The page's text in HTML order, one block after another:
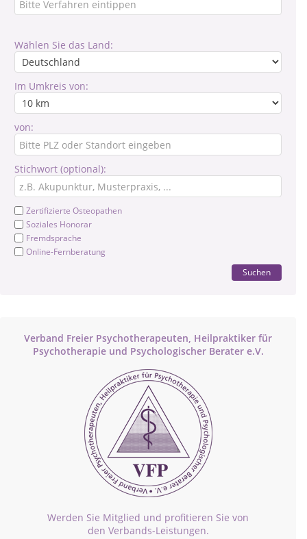
Wählen Sie das Land:
Im Umkreis von:
von:
Stichwort (optional):
Zertifizierte Osteopathen
Soziales Honorar
Fremdsprache
Online-Fernberatung
Suchen
Verband Freier Psychotherapeuten, Heilpraktiker für
Psychotherapie und Psychologischer Berater e.V.
Werden Sie Mitglied und profitieren Sie von
den Verbands-Leistungen.